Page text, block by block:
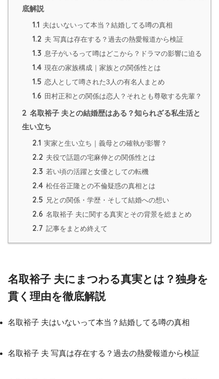
底解説
1.1 夫はいないって本当？結婚してる噂の真相
1.2 夫 写真は存在する？過去の熱愛報道から検証
1.3 息子がいるって噂はどこから？ドラマの影響に迫る
1.4 現在の家族構成｜家族との関係性とは
1.5 恋人として噂された3人の有名人まとめ
1.6 田村正和との関係は恋人？それとも尊敬する先輩？
2 名取裕子 夫との結婚歴はある？知られざる私生活と
生い立ち
2.1 実家と生い立ち｜義母との確執が影響？
2.2 夫役で話題の宅麻伸との関係性とは
2.3 若い頃の活躍と女優としての転機
2.4 松任谷正隆との不倫疑惑の真相とは
2.5 兄との関係・学歴・そして結婚への想い
2.6 名取裕子 夫に関する真実とその背景を総まとめ
2.7 記事をまとめ終えて
名取裕子 夫にまつわる真実とは？独身を
貫く理由を徹底解説
名取裕子 夫はいないって本当？結婚してる噂の真相
名取裕子 夫 写真は存在する？過去の熱愛報道から検証